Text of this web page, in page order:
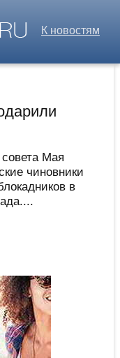
К новостям
совета Мая
чиновники
в